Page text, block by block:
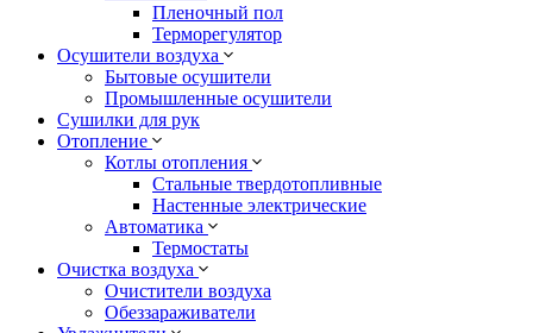
Пленочный пол
Терморегулятор
Осушители воздуха
Бытовые осушители
Промышленные осушители
Сушилки для рук
Отопление
Котлы отопления
Стальные твердотопливные
Настенные электрические
Автоматика
Термостаты
Очистка воздуха
Очистители воздуха
Обеззараживатели